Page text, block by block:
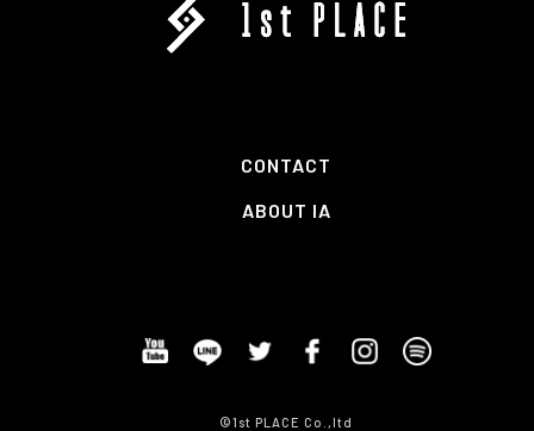
CONTACT
ABOUT IA
©1st PLACE Co.,ltd